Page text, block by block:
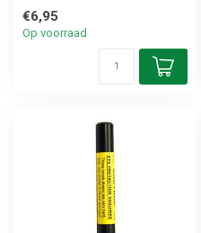
€6,95
Op voorraad